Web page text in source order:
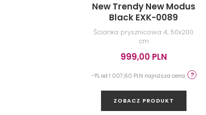
New Trendy New Modus
Black EXK-0089
Ścianka prysznicowa 4, 50x200
cm
999,00 PLN
-1% od 1 007,60 PLN najniższa cena
ZOBACZ PRODUKT